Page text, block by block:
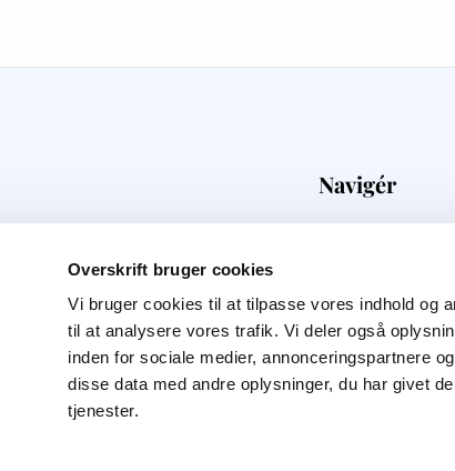
Overskrift bruger cookies
Vi bruger cookies til at tilpasse vores indhold og
til at analysere vores trafik. Vi deler også
inden for sociale medier, annonceringspartnere
disse data med andre oplysninger, du har givet
tjenester.
Navigér
Kunder
Blog
Om Os